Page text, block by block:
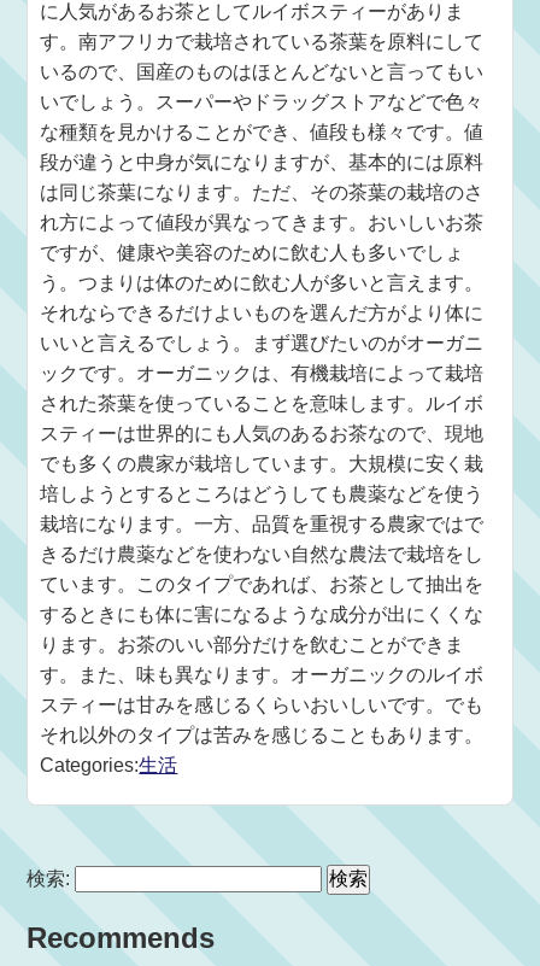
に人気があるお茶としてルイボスティーがありま
す。南アフリカで栽培されている茶葉を原料にして
いるので、国産のものはほとんどないと言ってもい
いでしょう。スーパーやドラッグストアなどで色々
な種類を見かけることができ、値段も様々です。値
段が違うと中身が気になりますが、基本的には原料
は同じ茶葉になります。ただ、その茶葉の栽培のさ
れ方によって値段が異なってきます。おいしいお茶
ですが、健康や美容のために飲む人も多いでしょ
う。つまりは体のために飲む人が多いと言えます。
それならできるだけよいものを選んだ方がより体に
いいと言えるでしょう。まず選びたいのがオーガニ
ックです。オーガニックは、有機栽培によって栽培
された茶葉を使っていることを意味します。ルイボ
スティーは世界的にも人気のあるお茶なので、現地
でも多くの農家が栽培しています。大規模に安く栽
培しようとするところはどうしても農薬などを使う
栽培になります。一方、品質を重視する農家ではで
きるだけ農薬などを使わない自然な農法で栽培をし
ています。このタイプであれば、お茶として抽出を
するときにも体に害になるような成分が出にくくな
ります。お茶のいい部分だけを飲むことができま
す。また、味も異なります。オーガニックのルイボ
スティーは甘みを感じるくらいおいしいです。でも
それ以外のタイプは苦みを感じることもあります。
Categories:生活
検索:
Recommends